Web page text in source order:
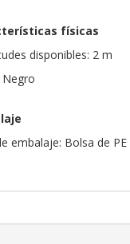
físicas
disponibles: 2 m
embalaje: Bolsa de PE